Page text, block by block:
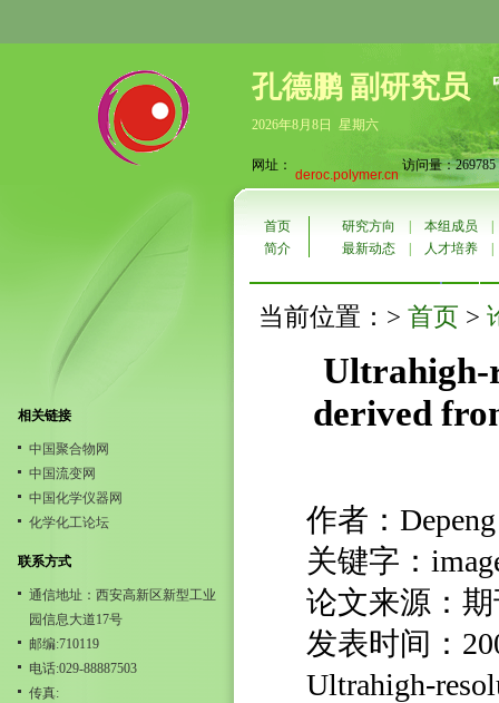
孔德鹏 副研究员
2026年8月8日 星期六
网址： deroc.polymer.cn访问量：269785
相关链接
中国聚合物网
中国流变网
中国化学仪器网
化学化工论坛
联系方式
通信地址：西安高新区新型工业
园信息大道17号
邮编:710119
电话:029-88887503
传真:
首页 研究方向 本组成员
简介
最新动态 人才培养
当前位置：> 首页 >
Ultrahigh-
derived
作者：
关键字：
论文来源：
发表时间：
Ultrahigh-